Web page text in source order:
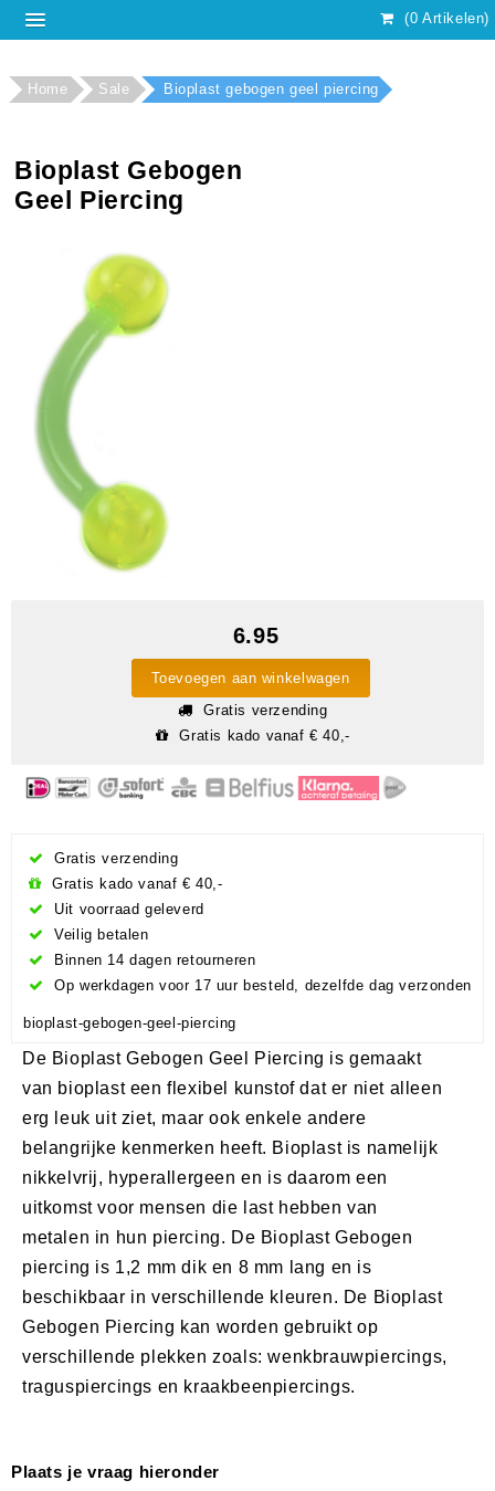
(0 Artikelen)
Home Sale Bioplast gebogen geel piercing
Bioplast Gebogen
Geel Piercing
6.95
Toevoegen aan winkelwagen
Gratis verzending
Gratis kado vanaf € 40,-
Gratis verzending
Gratis kado vanaf € 40,-
Uit voorraad geleverd
Veilig betalen
Binnen 14 dagen retourneren
Op werkdagen voor 17 uur besteld, dezelfde dag verzonden
bioplast-gebogen-geel-piercing
De Bioplast Gebogen Geel Piercing is gemaakt
van bioplast een flexibel kunstof dat er niet alleen
erg leuk uit ziet, maar ook enkele andere
belangrijke kenmerken heeft. Bioplast is namelijk
nikkelvrij, hyperallergeen en is daarom een
uitkomst voor mensen die last hebben van
metalen in hun piercing. De Bioplast Gebogen
piercing is 1,2 mm dik en 8 mm lang en is
beschikbaar in verschillende kleuren. De Bioplast
Gebogen Piercing kan worden gebruikt op
verschillende plekken zoals: wenkbrauwpiercings,
traguspiercings en kraakbeenpiercings.
Plaats je vraag hieronder